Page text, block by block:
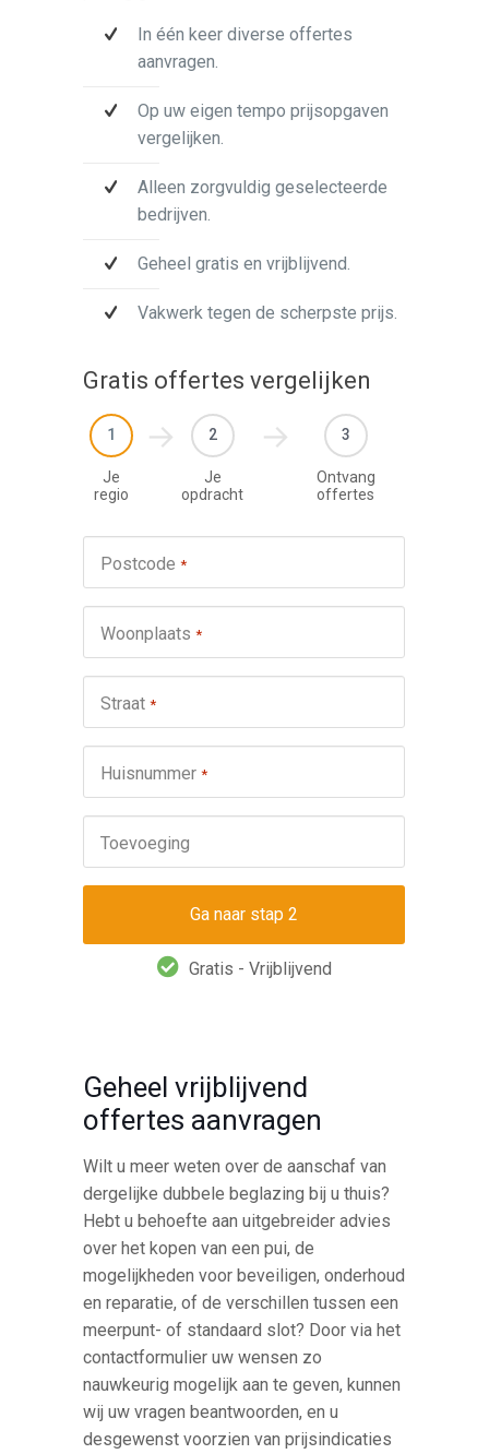
In één keer diverse offertes
aanvragen.
Op uw eigen tempo prijsopgaven
vergelijken.
Alleen zorgvuldig geselecteerde
bedrijven.
Geheel gratis en vrijblijvend.
Vakwerk tegen de scherpste prijs.
Gratis offertes vergelijken
1
Je
regio
2
Je
opdracht
3
Ontvang
offertes
Postcode *
Woonplaats *
Straat *
Huisnummer *
Toevoeging
Gratis - Vrijblijvend
Geheel vrijblijvend
offertes aanvragen
Wilt u meer weten over de aanschaf van
dergelijke dubbele beglazing bij u thuis?
Hebt u behoefte aan uitgebreider advies
over het kopen van een pui, de
mogelijkheden voor beveiligen, onderhoud
en reparatie, of de verschillen tussen een
meerpunt- of standaard slot? Door via het
contactformulier uw wensen zo
nauwkeurig mogelijk aan te geven, kunnen
wij uw vragen beantwoorden, en u
desgewenst voorzien van prijsindicaties